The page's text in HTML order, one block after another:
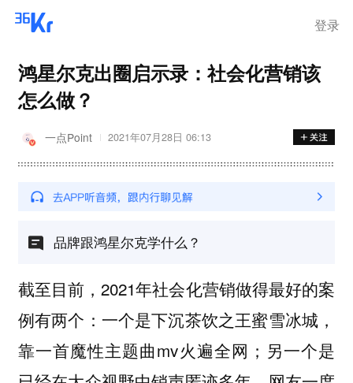
登录
鸿星尔克出圈启示录：社会化营销该
怎么做？
一点Point 2021年07月28日 06:13
品牌跟鸿星尔克学什么？
截至目前，2021年社会化营销做得最好的案
例有两个：一个是下沉茶饮之王蜜雪冰城，
靠一首魔性主题曲mv火遍全网；另一个是